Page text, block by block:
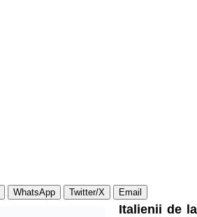
WhatsApp Twitter/X Email
Italienii de